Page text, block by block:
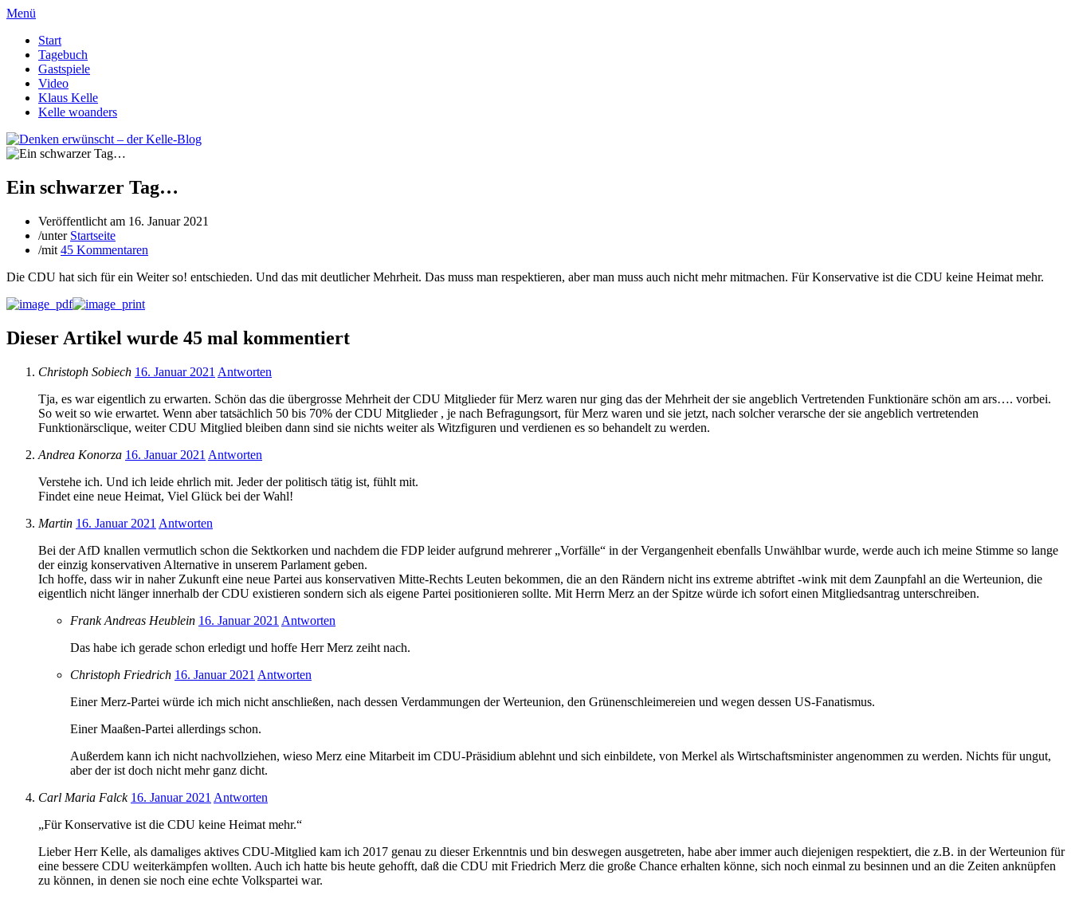
Menü
Start
Tagebuch
Gastspiele
Video
Klaus Kelle
Kelle woanders
Ein schwarzer Tag…
Veröffentlicht am 16. Januar 2021
/unter Startseite
/mit 45 Kommentaren
Die CDU hat sich für ein Weiter so! entschieden. Und das mit deutlicher Mehrheit. Das muss man respektieren, aber man muss auch nicht mehr mitmachen. Für Konservative ist die CDU keine Heimat mehr.
Dieser Artikel wurde 45 mal kommentiert
Christoph Sobiech 16. Januar 2021 Antworten
Tja, es war eigentlich zu erwarten. Schön das die übergrosse Mehrheit der CDU Mitglieder für Merz waren nur ging das der Mehrheit der sie angeblich Vertretenden Funktionäre schön am ars…. vorbei.
So weit so wie erwartet. Wenn aber tatsächlich 50 bis 70% der CDU Mitglieder , je nach Befragungsort, für Merz waren und sie jetzt, nach solcher verarsche der sie angeblich vertretenden
Funktionärsclique, weiter CDU Mitglied bleiben dann sind sie nichts weiter als Witzfiguren und verdienen es so behandelt zu werden.
Andrea Konorza 16. Januar 2021 Antworten
Verstehe ich. Und ich leide ehrlich mit. Jeder der politisch tätig ist, fühlt mit.
Findet eine neue Heimat, Viel Glück bei der Wahl!
Martin 16. Januar 2021 Antworten
Bei der AfD knallen vermutlich schon die Sektkorken und nachdem die FDP leider aufgrund mehrerer „Vorfälle“ in der Vergangenheit ebenfalls Unwählbar wurde, werde auch ich meine Stimme so lange
der einzig konservativen Alternative in unserem Parlament geben.
Ich hoffe, dass wir in naher Zukunft eine neue Partei aus konservativen Mitte-Rechts Leuten bekommen, die an den Rändern nicht ins extreme abtriftet -wink mit dem Zaunpfahl an die Werteunion, die
eigentlich nicht länger innerhalb der CDU existieren sondern sich als eigene Partei positionieren sollte. Mit Herrn Merz an der Spitze würde ich sofort einen Mitgliedsantrag unterschreiben.
Frank Andreas Heublein 16. Januar 2021 Antworten
Das habe ich gerade schon erledigt und hoffe Herr Merz zeiht nach.
Christoph Friedrich 16. Januar 2021 Antworten
Einer Merz-Partei würde ich mich nicht anschließen, nach dessen Verdammungen der Werteunion, den Grünenschleimereien und wegen dessen US-Fanatismus.
Einer Maaßen-Partei allerdings schon.
Außerdem kann ich nicht nachvollziehen, wieso Merz eine Mitarbeit im CDU-Präsidium ablehnt und sich einbildete, von Merkel als Wirtschaftsminister angenommen zu werden. Nichts für ungut,
aber der ist doch nicht mehr ganz dicht.
Carl Maria Falck 16. Januar 2021 Antworten
„Für Konservative ist die CDU keine Heimat mehr.“
Lieber Herr Kelle, als damaliges aktives CDU-Mitglied kam ich 2017 genau zu dieser Erkenntnis und bin deswegen ausgetreten, habe aber immer auch diejenigen respektiert, die z.B. in der Werteunion für
eine bessere CDU weiterkämpfen wollten. Auch ich hatte bis heute gehofft, daß die CDU mit Friedrich Merz die große Chance erhalten könne, sich noch einmal zu besinnen und an die Zeiten anknüpfen
zu können, in denen sie noch eine echte Volkspartei war.